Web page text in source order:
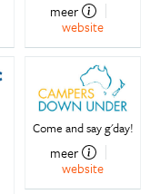
meer
website
Come and say g'day!
meer
website